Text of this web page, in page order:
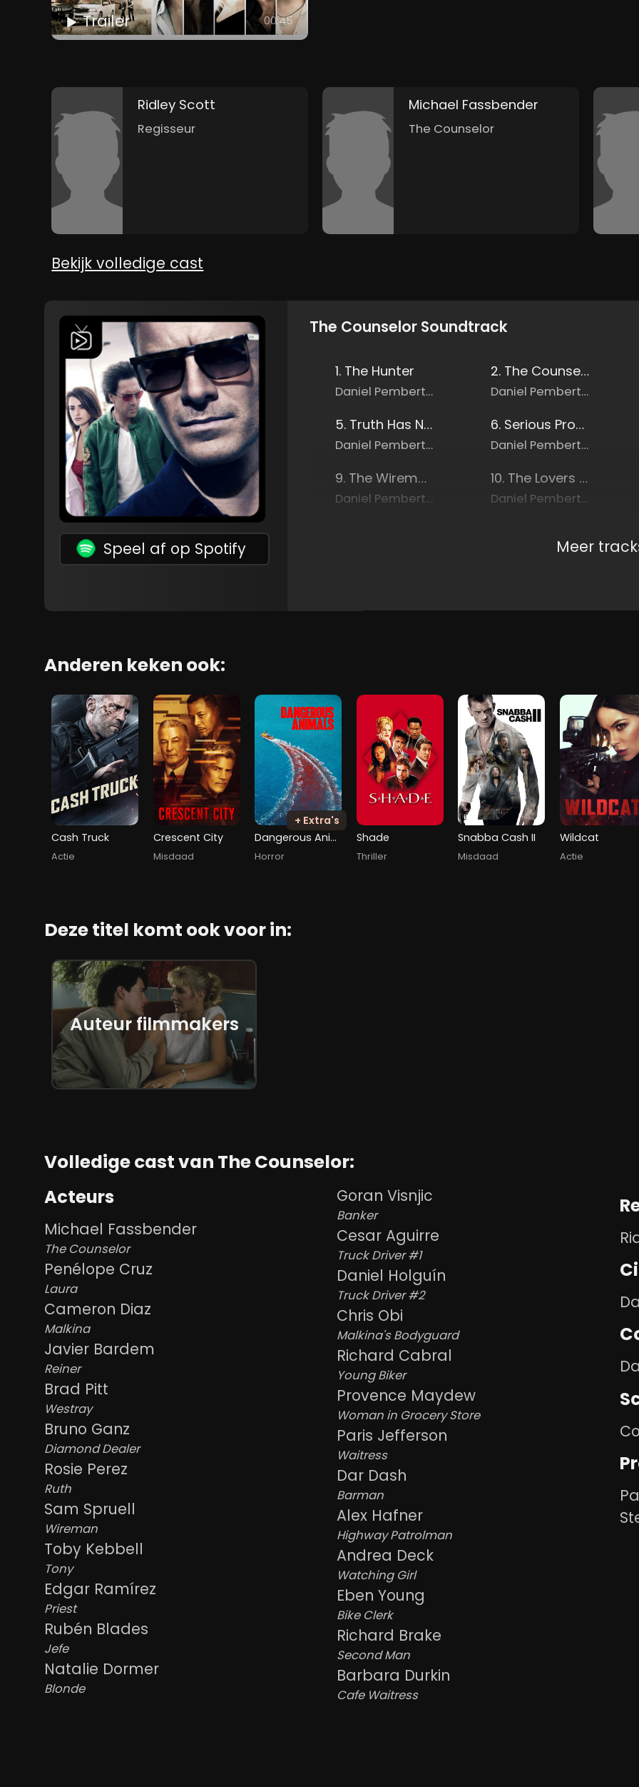
Trailer 00:45
Ridley Scott
Regisseur
Michael Fassbender
The Counselor
Bekijk volledige cast
The Counselor Soundtrack
Speel af op Spotify
1. The Hunter
Daniel Pemberton
2. The Counselor Titles
Daniel Pemberton
5. Truth Has No Temperature
Daniel Pemberton
6. Serious Problems
Daniel Pemberton
9. The Wireman Prepares
Daniel Pemberton
10. The Lovers Phone Call
Daniel Pemberton
Meer
Anderen keken ook:
Cash Truck
Actie
Crescent City
Misdaad
+ Extra's
Dangerous Animals
Horror
Shade
Thriller
Snabba Cash II
Misdaad
Wildcat
Actie
Deze titel komt ook voor in:
Auteur filmmakers
Volledige cast van The Counselor:
Acteurs
Michael Fassbender
The Counselor
Penélope Cruz
Laura
Cameron Diaz
Malkina
Javier Bardem
Reiner
Brad Pitt
Westray
Bruno Ganz
Diamond Dealer
Rosie Perez
Ruth
Sam Spruell
Wireman
Toby Kebbell
Tony
Edgar Ramírez
Priest
Rubén Blades
Jefe
Natalie Dormer
Blonde
Goran Visnjic
Banker
Cesar Aguirre
Truck Driver #1
Daniel Holguín
Truck Driver #2
Chris Obi
Malkina's Bodyguard
Richard Cabral
Young Biker
Provence Maydew
Woman in Grocery Store
Paris Jefferson
Waitress
Dar Dash
Barman
Alex Hafner
Highway Patrolman
Andrea Deck
Watching Girl
Eben Young
Bike Clerk
Richard Brake
Second Man
Barbara Durkin
Cafe Waitress